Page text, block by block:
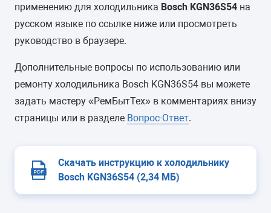
применению для холодильника Bosch KGN36S54 на
русском языке по ссылке ниже или просмотреть
руководство в браузере.
Дополнительные вопросы по использованию или
ремонту холодильника Bosch KGN36S54 вы можете
задать мастеру «РемБытТех» в комментариях внизу
страницы или в разделе Вопрос-Ответ.
Скачать инструкцию к холодильнику
Bosch KGN36S54 (2,34 МБ)